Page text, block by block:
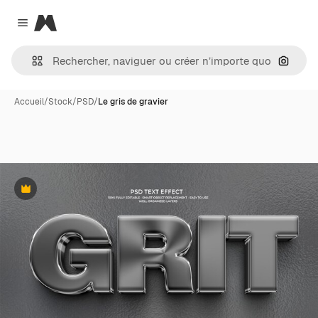
Close menu
Magnific
Accueil/Stock/PSD/Le gris de gravier
Premium